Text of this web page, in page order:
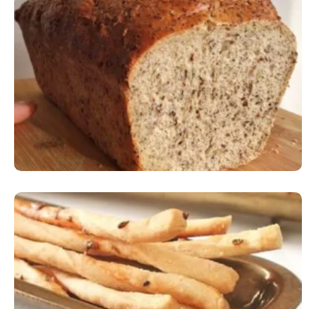
Comer Bem: Pão Low Carb
Comer Bem: Palitinhos De Cebola E Salsa